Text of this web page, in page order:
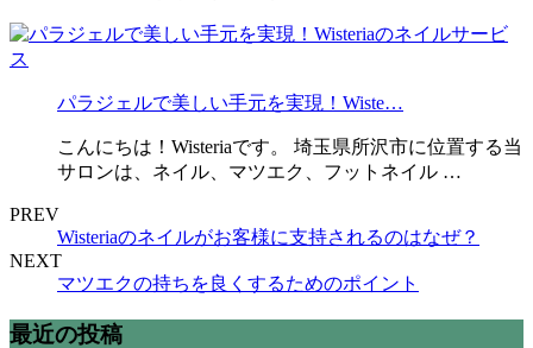
パラジェルで美しい手元を実現！Wiste…
こんにちは！Wisteriaです。 埼玉県所沢市に位置する当
サロンは、ネイル、マツエク、フットネイル …
PREV
Wisteriaのネイルがお客様に支持されるのはなぜ？
NEXT
マツエクの持ちを良くするためのポイント
最近の投稿